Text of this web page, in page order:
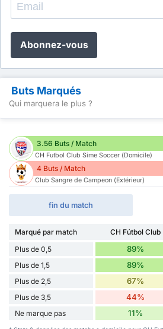
Abonnez-vous
Buts Marqués
Qui marquera le plus ?
3.56 Buts / Match
CH Futbol Club Sime Soccer (Domicile)
4 Buts / Match
Club Sangre de Campeon (Extérieur)
fin du match
Marqué par match CH Fútbol Club
Plus de 0,5
89%
Plus de 1,5 89%
Plus de 2,5 67%
Plus de 3,5 44%
Ne marque pas 11%